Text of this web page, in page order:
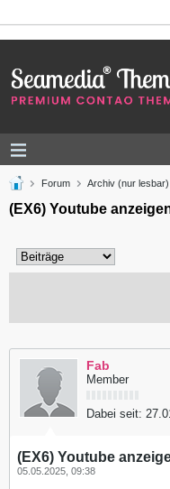
Forum Archiv (nur lesbar)
(EX6) Youtube
Fab
Member
Dabei seit:
(EX6) Youtube
05.05.2025, 09:38